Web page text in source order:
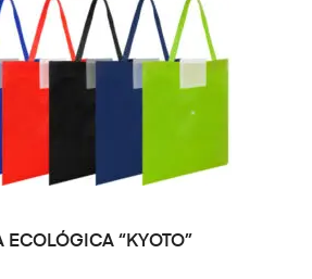
OPCIONES
ECOLÓGICA “KYOTO”